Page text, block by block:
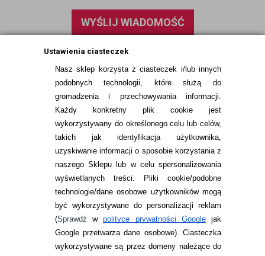
Ustawienia ciasteczek
Nasz sklep korzysta z ciasteczek i/lub innych
podobnych technologii, które służą do
gromadzenia i przechowywania informacji.
Każdy konkretny plik cookie jest
wykorzystywany do określonego celu lub celów,
takich jak identyfikacja użytkownika,
uzyskiwanie informacji o sposobie korzystania z
naszego Sklepu lub w celu spersonalizowania
wyświetlanych treści.
Pliki cookie/podobne
technologie/dane osobowe użytkowników mogą
być wykorzystywane do personalizacji reklam
(Sprawdźwpolityce prywatności Googlejak
Google przetwarza dane osobowe). Ciasteczka
wykorzystywane są przez domeny należące do
WYŚLIJ WIADOMOŚĆ
INFORMACJE KONTAKTOWE
JAK ZAMAWIAĆ?
ZWROTY I REKLAMACJA
WARUNKI ZAKUPÓW